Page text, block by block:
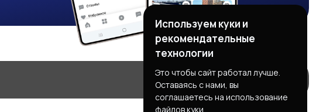
Используем куки и
рекомендательные
технологии
Это чтобы сайт работал лучше.
Оставаясь с нами, вы
соглашаетесь на использование
файлов куки.